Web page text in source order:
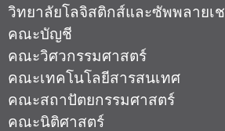
วิทยาลัยโลจิสติกส์และซัพพลายเ
คณะบัญชี
คณะวิศวกรรมศาสตร์
คณะเทคโนโลยีสารสนเทศ
คณะสถาปัตยกรรมศาสตร์
คณะนิติศาสตร์